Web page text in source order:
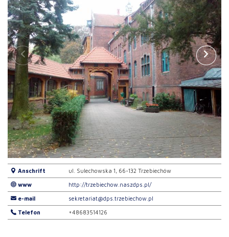
Anschrift ul. Sulechowska 1, 66-132 Trzebiechów
www http://trzebiechow.naszdps.pl/
e-mail sekretariat@dps.trzebiechow.pl
Telefon +48683514126